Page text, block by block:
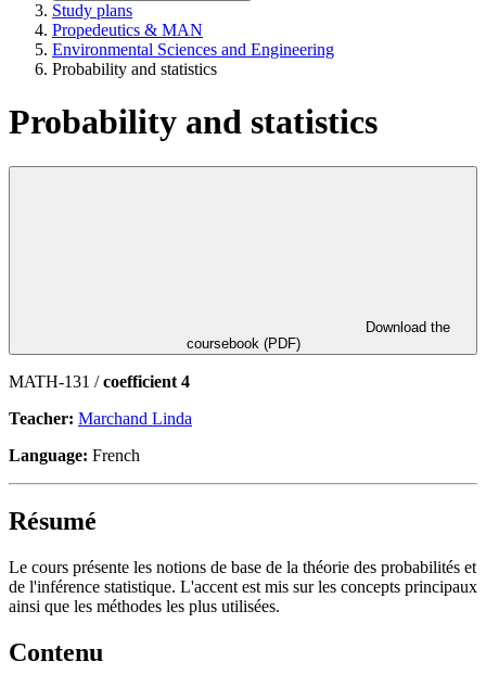
Study plans
Propedeutics & MAN
Environmental Sciences and Engineering
Probability and statistics
Probability and statistics
coursebook (PDF)
MATH-131 /coefficient 4
Teacher: Marchand Linda
Language: French
Résumé
Le cours présente les notions de base de la théorie des probabilités et
de l'inférence statistique. L'accent est mis sur les concepts principaux
ainsi que les méthodes les plus utilisées.
Contenu